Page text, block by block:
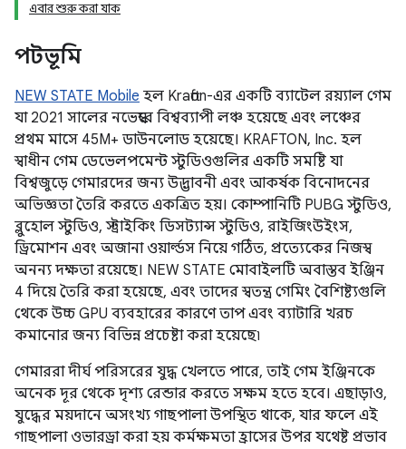
এবার শুরু করা যাক
পটভূমি
NEW STATE Mobile হল Krafton-এর একটি ব্যাটেল রয়্যাল গেম
যা 2021 সালের নভেম্বরে বিশ্বব্যাপী লঞ্চ হয়েছে এবং লঞ্চের
প্রথম মাসে 45M+ ডাউনলোড হয়েছে। KRAFTON, Inc. হল
স্বাধীন গেম ডেভেলপমেন্ট স্টুডিওগুলির একটি সমষ্টি যা
বিশ্বজুড়ে গেমারদের জন্য উদ্ভাবনী এবং আকর্ষক বিনোদনের
অভিজ্ঞতা তৈরি করতে একত্রিত হয়। কোম্পানিটি PUBG স্টুডিও,
ব্লুহোল স্টুডিও, স্ট্রাইকিং ডিসট্যান্স স্টুডিও, রাইজিংউইংস,
ড্রিমোশন এবং অজানা ওয়ার্ল্ডস নিয়ে গঠিত, প্রত্যেকের নিজস্ব
অনন্য দক্ষতা রয়েছে। NEW STATE মোবাইলটি অবাস্তব ইঞ্জিন
4 দিয়ে তৈরি করা হয়েছে, এবং তাদের স্বতন্ত্র গেমিং বৈশিষ্ট্যগুলি
থেকে উচ্চ GPU ব্যবহারের কারণে তাপ এবং ব্যাটারি খরচ
কমানোর জন্য বিভিন্ন প্রচেষ্টা করা হয়েছে৷
গেমাররা দীর্ঘ পরিসরের যুদ্ধ খেলতে পারে, তাই গেম ইঞ্জিনকে
অনেক দূর থেকে দৃশ্য রেন্ডার করতে সক্ষম হতে হবে। এছাড়াও,
যুদ্ধের ময়দানে অসংখ্য গাছপালা উপস্থিত থাকে, যার ফলে এই
গাছপালা ওভারড্রা করা হয় কর্মক্ষমতা হ্রাসের উপর যথেষ্ট প্রভাব